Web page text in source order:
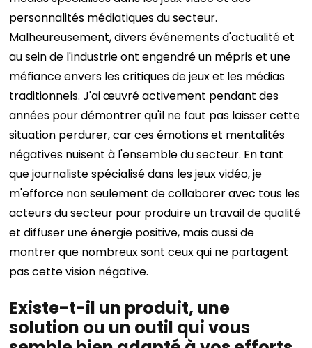
personnalités médiatiques du secteur.
Malheureusement, divers événements d'actualité et
au sein de l'industrie ont engendré un mépris et une
méfiance envers les critiques de jeux et les médias
traditionnels. J'ai œuvré activement pendant des
années pour démontrer qu'il ne faut pas laisser cette
situation perdurer, car ces émotions et mentalités
négatives nuisent à l'ensemble du secteur. En tant
que journaliste spécialisé dans les jeux vidéo, je
m'efforce non seulement de collaborer avec tous les
acteurs du secteur pour produire un travail de qualité
et diffuser une énergie positive, mais aussi de
montrer que nombreux sont ceux qui ne partagent
pas cette vision négative.
Existe-t-il un produit, une
solution ou un outil qui vous